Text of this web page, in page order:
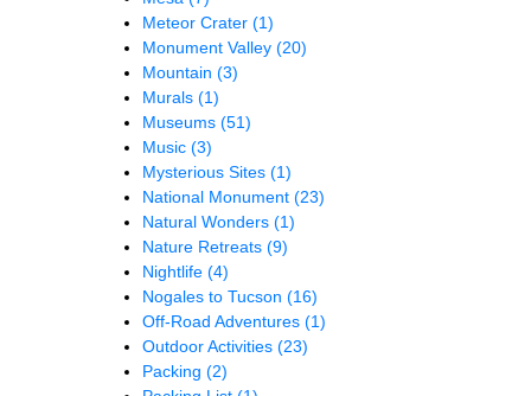
Meteor Crater (1)
Monument Valley (20)
Mountain (3)
Murals (1)
Museums (51)
Music (3)
Mysterious Sites (1)
National Monument (23)
Natural Wonders (1)
Nature Retreats (9)
Nightlife (4)
Nogales to Tucson (16)
Off-Road Adventures (1)
Outdoor Activities (23)
Packing (2)